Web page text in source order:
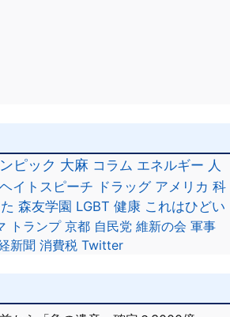
ピック 大麻 コラム エネルギー 人
ヘイトスピーチ ドラッグ アメリカ 科
森友学園 LGBT 健康 これはひどい
トランプ 京都 自民党 維新の会 軍事
新聞 消費税 Twitter